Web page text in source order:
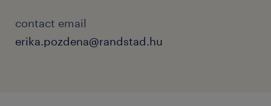
contact email
erika.pozdena@randstad.hu